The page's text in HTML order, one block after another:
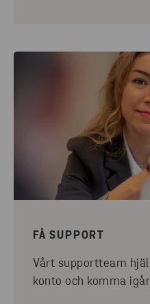
FÅ SUPPORT
Vårt supportteam
konto och komma